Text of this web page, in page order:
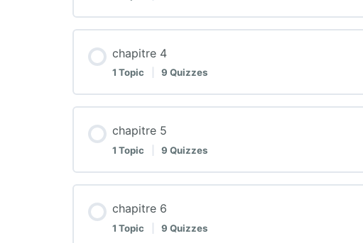
chapitre 4
1 Topic 9 Quizzes
chapitre 5
1 Topic 9 Quizzes
chapitre 6
1 Topic 9 Quizzes